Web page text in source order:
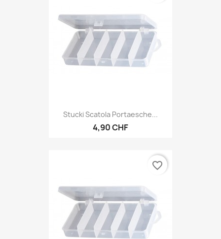
Stucki Scatola Portaesche...
4,90 CHF
favorite_border